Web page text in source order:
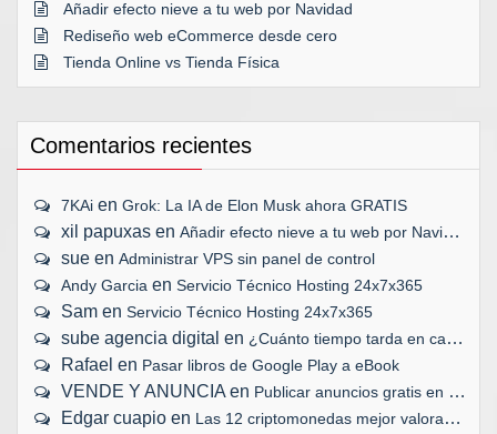
Añadir efecto nieve a tu web por Navidad
Rediseño web eCommerce desde cero
Tienda Online vs Tienda Física
Comentarios recientes
7KAi en Grok: La IA de Elon Musk ahora GRATIS
xil papuxas en Añadir efecto nieve a tu web por Navidad
sue en Administrar VPS sin panel de control
Andy Garcia en Servicio Técnico Hosting 24x7x365
Sam en Servicio Técnico Hosting 24x7x365
sube agencia digital en ¿Cuánto tiempo tarda en cargar tu web?
Rafael en Pasar libros de Google Play a eBook
VENDE Y ANUNCIA en Publicar anuncios gratis en Internet
Edgar cuapio en Las 12 criptomonedas mejor valoradas